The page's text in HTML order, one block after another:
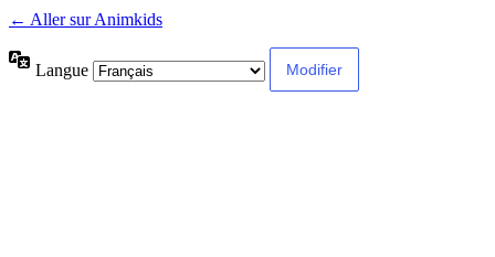
← Aller sur Animkids
Langue